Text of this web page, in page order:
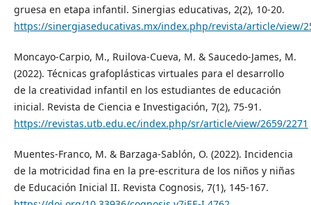
gruesa en etapa infantil. Sinergias educativas, 2(2), 10-20.
https://sinergiaseducativas.mx/index.php/revista/article/view/
Moncayo-Carpio, M., Ruilova-Cueva, M. & Saucedo-James, M.
(2022). Técnicas grafoplásticas virtuales para el desarrollo
de la creatividad infantil en los estudiantes de educación
inicial. Revista de Ciencia e Investigación, 7(2), 75-91.
https://revistas.utb.edu.ec/index.php/sr/article/view/2659/2271
Muentes-Franco, M. & Barzaga-Sablón, O. (2022). Incidencia
de la motricidad fina en la pre-escritura de los niños y niñas
de Educación Inicial II. Revista Cognosis, 7(1), 145-167.